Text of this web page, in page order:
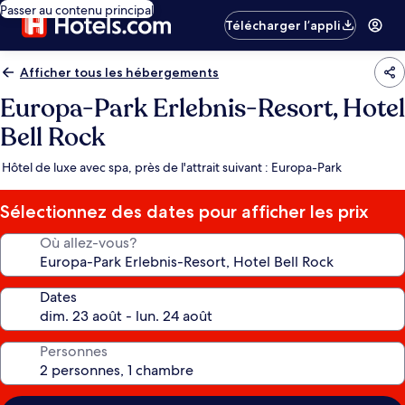
Passer au contenu principal
Télécharger l’appli
Afficher tous les hébergements
Europa-Park Erlebnis-Resort, Hotel
Bell Rock
Hôtel de luxe avec spa, près de l'attrait suivant : Europa-Park
Sélectionnez des dates pour afficher les prix
Où allez-vous?
Dates
Personnes